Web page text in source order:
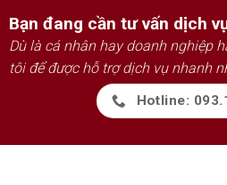
Bạn đang cần tư vấn dịch
Dù là cá nhân hay doanh nghiệp
tôi để được hỗ trợ dịch vụ nhanh
Hotline: